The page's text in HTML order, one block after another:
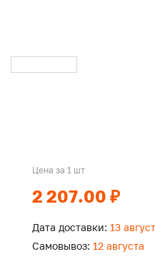
Цена за 1 шт
2 207.00 ₽
Дата доставки: 13
Самовывоз: 12 августа